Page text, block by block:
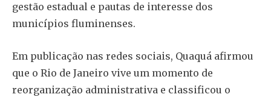
gestão estadual e pautas de interesse dos
municípios fluminenses.
Em publicação nas redes sociais, Quaquá afirmou
que o Rio de Janeiro vive um momento de
reorganização administrativa e classificou o